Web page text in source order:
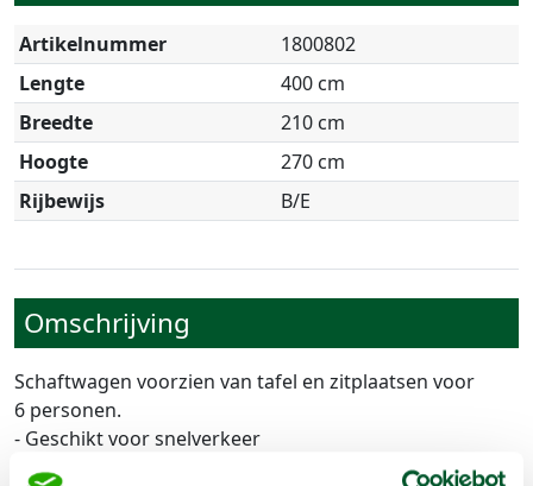
Artikelnummer
1800802
Lengte
400 cm
Breedte
210 cm
Hoogte
270 cm
Rijbewijs
B/E
Omschrijving
Schaftwagen voorzien van tafel en zitplaatsen voor
6 personen.
- Geschikt voor snelverkeer
- Voorzien van aparte opslagruimte